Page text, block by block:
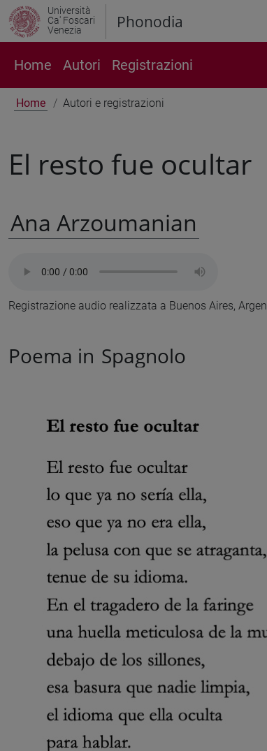
Università
Ca' Foscari
Venezia
Phonodia
Home Autori Registrazioni
Home Autori e registrazioni
El resto fue ocultar
Ana Arzoumanian
Registrazione audio realizzata a Buenos Aires,
Poema in Spagnolo